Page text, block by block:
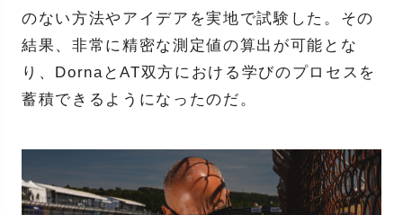
のない方法やアイデアを実地で試験した。その
結果、非常に精密な測定値の算出が可能とな
り、DornaとAT双方における学びのプロセスを
蓄積できるようになったのだ。